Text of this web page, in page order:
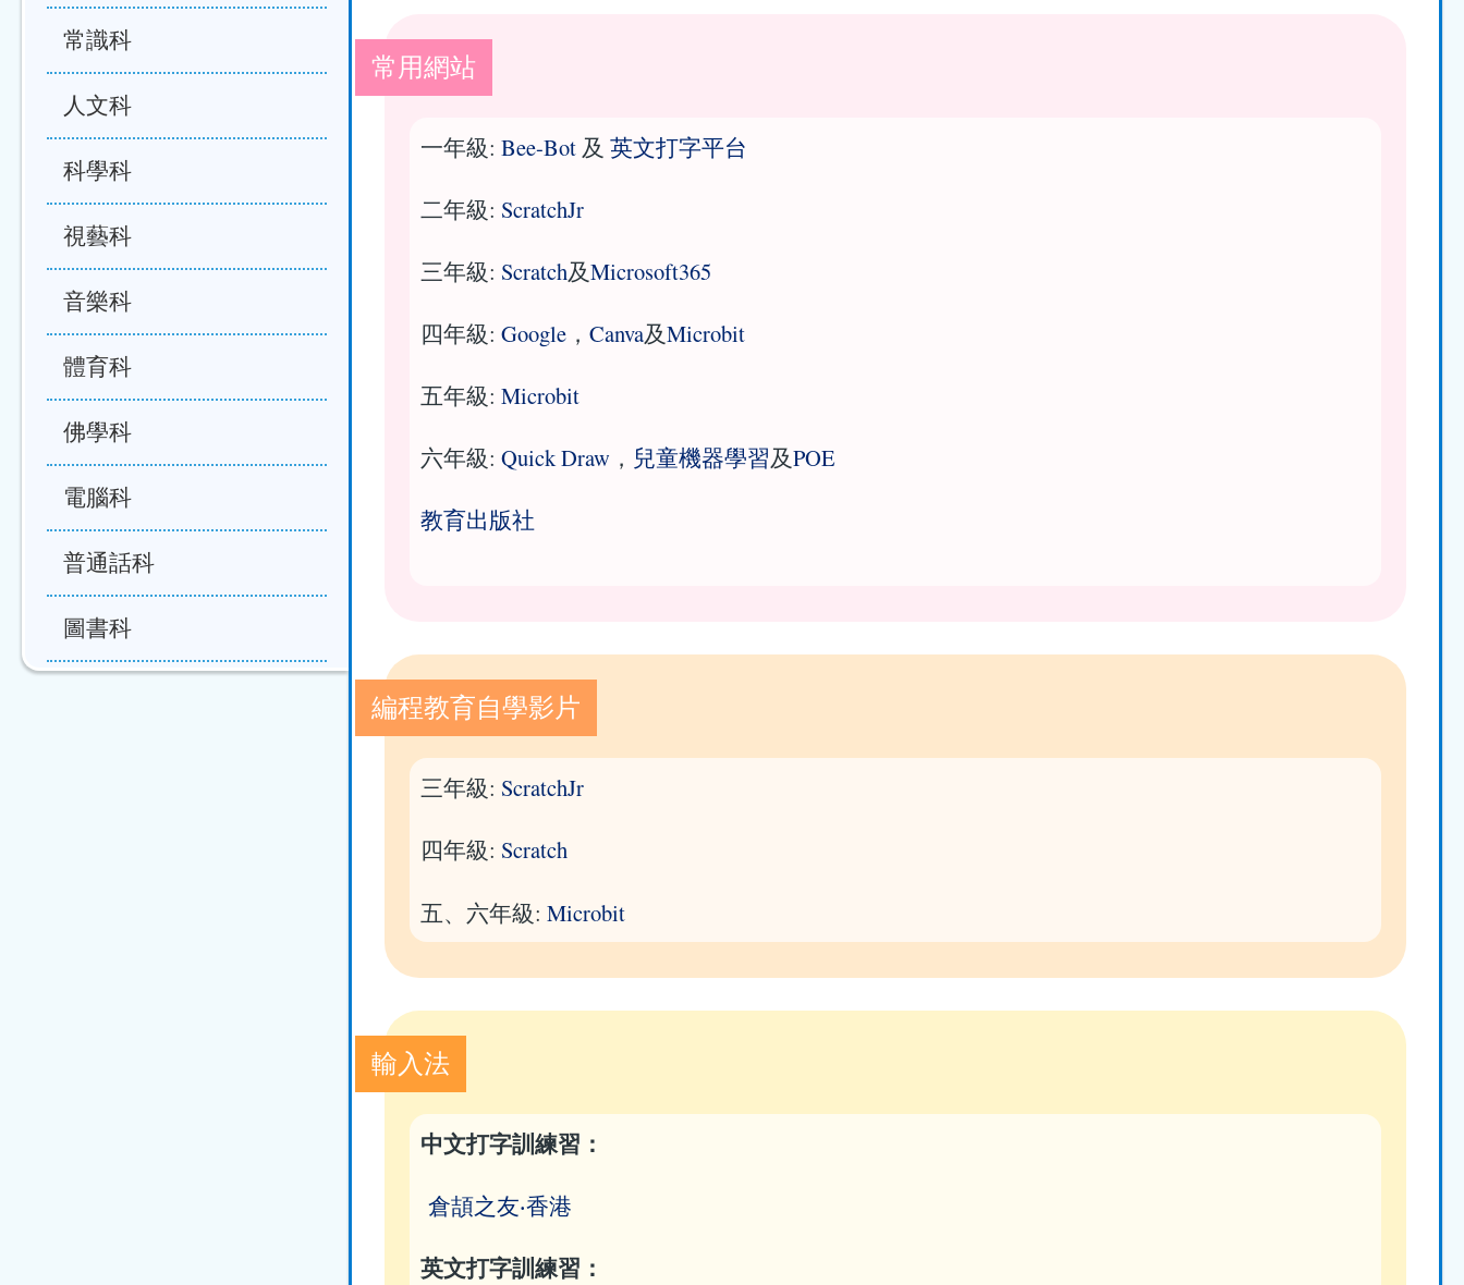
常用網站
一年級: Bee-Bot及 英文打字平台
二年級: ScratchJr
三年級: Scratch及Microsoft365
四年級: Google， Canva及Microbit
五年級: Microbit
六年級: Quick Draw ， 兒童機器學習及POE
教育出版社
編程教育自學影片
三年級: ScratchJr
四年級: Scratch
五、六年級: Microbit
輸入法
中文打字訓練習：
倉頡之友‧香港
英文打字訓練習：
常識科
人文科
科學科
視藝科
音樂科
體育科
佛學科
電腦科
普通話科
圖書科